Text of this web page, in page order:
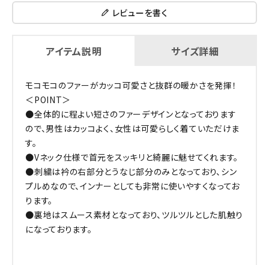
レビューを書く
アイテム説明 サイズ詳細
モコモコのファーがカッコ可愛さと抜群の暖かさを発揮！
＜POINT＞
●全体的に程よい短さのファーデザインとなっております
ので、男性はカッコよく、女性は可愛らしく着ていただけま
す。
●Vネック仕様で首元をスッキリと綺麗に魅せてくれます。
●刺繍は衿の右部分とうなじ部分のみとなっており、シン
プルめなので、インナーとしても非常に使いやすくなってお
ります。
●裏地はスムース素材となっており、ツルツルとした肌触り
になっております。